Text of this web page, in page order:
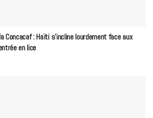
Concacaf : Haïti s’incline lourdement face aux
en lice